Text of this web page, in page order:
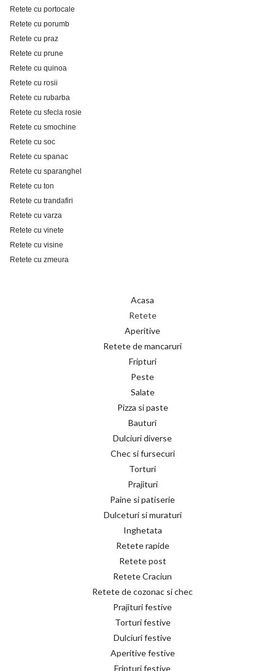
Retete cu portocale
Retete cu porumb
Retete cu praz
Retete cu prune
Retete cu quinoa
Retete cu rosii
Retete cu rubarba
Retete cu sfecla rosie
Retete cu smochine
Retete cu soc
Retete cu spanac
Retete cu sparanghel
Retete cu ton
Retete cu trandafiri
Retete cu varza
Retete cu vinete
Retete cu visine
Retete cu zmeura
Acasa
Retete
Aperitive
Retete de mancaruri
Fripturi
Peste
Salate
Pizza si paste
Bauturi
Dulciuri diverse
Chec si fursecuri
Torturi
Prajituri
Paine si patiserie
Dulceturi si muraturi
Inghetata
Retete rapide
Retete post
Retete Craciun
Retete de cozonac si chec
Prajituri festive
Torturi festive
Dulciuri festive
Aperitive festive
Fripturi festive